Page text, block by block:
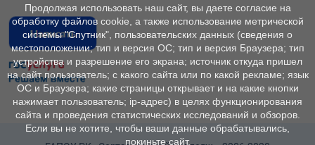
Продолжая использовать наш сайт, вы даете согласие на
обработку файлов cookie, а также использование метрической
системы "Спутник", пользовательских данных (сведения о
местоположении; тип и версия ОС; тип и версия Браузера; тип
устройства и разрешение его экрана; источник откуда пришел
на сайт пользователь; с какого сайта или по какой рекламе; язык
ОС и Браузера; какие страницы открывает и на какие кнопки
нажимает пользователь; ip-адрес) в целях функционирования
сайта и проведения статистических исследований и обзоров.
Если вы не хотите, чтобы ваши данные обрабатывались,
покиньте сайт.